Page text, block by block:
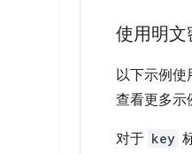
使用明文
以下示例使
查看更多示
对于 key